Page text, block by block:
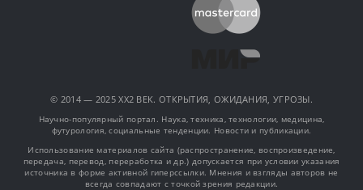
© 2014 — 2025 XX2 ВЕК. ОТКРЫТИЯ, ОЖИДАНИЯ, УГРОЗЫ.
Научно-популярный портал. Наука, техника, технологии, медицина,
футурология, социальные тенденции. Новости и публикации.
Использование материалов сайта (распространение, воспроизведение,
передача, перевод, переработка и др.) допускается при условии указания
источника в форме активной гиперссылки. Мнения и взгляды авторов не
всегда совпадают с точкой зрения редакции.